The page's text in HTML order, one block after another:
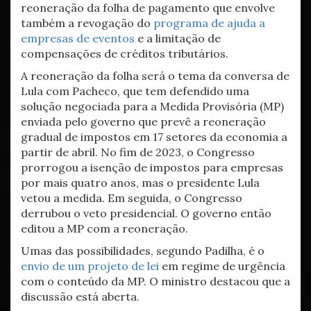
reoneração da folha de pagamento que envolve
também a revogação do programa de ajuda a
empresas de eventos e a limitação de
compensações de créditos tributários.
A reoneração da folha será o tema da conversa de
Lula com Pacheco, que tem defendido uma
solução negociada para a Medida Provisória (MP)
enviada pelo governo que prevê a reoneração
gradual de impostos em 17 setores da economia a
partir de abril. No fim de 2023, o Congresso
prorrogou a isenção de impostos para empresas
por mais quatro anos, mas o presidente Lula
vetou a medida. Em seguida, o Congresso
derrubou o veto presidencial. O governo então
editou a MP com a reoneração.
Umas das possibilidades, segundo Padilha, é o
envio de um projeto de lei em regime de urgência
com o conteúdo da MP. O ministro destacou que a
discussão está aberta.